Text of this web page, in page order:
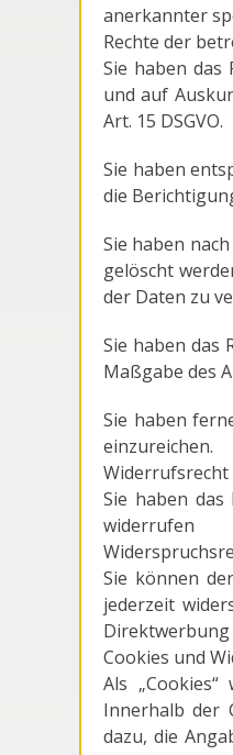
anerkannter
Rechte der
Sie haben
und auf
Art. 15 DSGVO.
Sie haben
die
Sie haben
gelöscht
der Daten zu
Sie haben das
Maßgabe des
Sie haben
einzureichen.
Widerrufsrecht
Sie haben
widerrufen
Sie können
jederzeit
Cookies und
Als
Innerhalb der
dazu, die